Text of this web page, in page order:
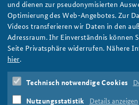
Anfahrt
Freundeskreis
Deutsches Forum Sicherheitspolitik
Arbeitskreis "Junge
Das Sicherheitspolitische Gespräch an
Studierendenkonferenz
Newsletter-Archiv
und dienen zur pseudonymisierten
Optimierung des Web-Angebotes. Zur
Videos transferieren wir Daten in den
Adressraum. Ihr Einverständnis können
Seite Privatsphäre widerrufen. Nähere
hier.
Technisch notwendige Cookies
Nutzungsstatistik Details anzeigen